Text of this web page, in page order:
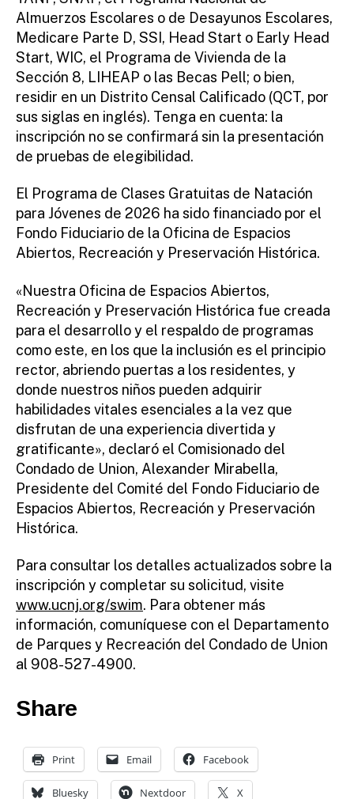
Almuerzos Escolares o de Desayunos Escolares,
Medicare Parte D, SSI, Head Start o Early Head
Start, WIC, el Programa de Vivienda de la
Sección 8, LIHEAP o las Becas Pell; o bien,
residir en un Distrito Censal Calificado (QCT, por
sus siglas en inglés). Tenga en cuenta: la
inscripción no se confirmará sin la presentación
de pruebas de elegibilidad.
El Programa de Clases Gratuitas de Natación
para Jóvenes de 2026 ha sido financiado por el
Fondo Fiduciario de la Oficina de Espacios
Abiertos, Recreación y Preservación Histórica.
«Nuestra Oficina de Espacios Abiertos,
Recreación y Preservación Histórica fue creada
para el desarrollo y el respaldo de programas
como este, en los que la inclusión es el principio
rector, abriendo puertas a los residentes, y
donde nuestros niños pueden adquirir
habilidades vitales esenciales a la vez que
disfrutan de una experiencia divertida y
gratificante», declaró el Comisionado del
Condado de Union, Alexander Mirabella,
Presidente del Comité del Fondo Fiduciario de
Espacios Abiertos, Recreación y Preservación
Histórica.
Para consultar los detalles actualizados sobre la
inscripción y completar su solicitud, visite
www.ucnj.org/swim. Para obtener más
información, comuníquese con el Departamento
de Parques y Recreación del Condado de Union
al 908-527-4900.
Share
Print Email Facebook
Bluesky Nextdoor X